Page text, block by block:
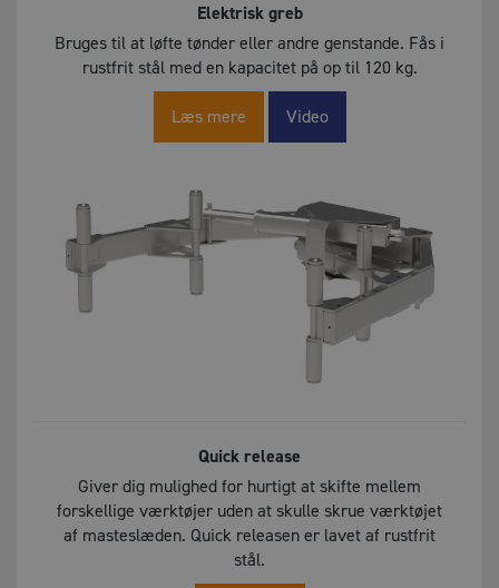
Elektrisk greb
Bruges til at løfte tønder eller andre genstande. Fås i
rustfrit stål med en kapacitet på op til 120 kg.
Læs mere Video
Quick release
Giver dig mulighed for hurtigt at skifte mellem
forskellige værktøjer uden at skulle skrue værktøjet
af masteslæden. Quick releasen er lavet af rustfrit
stål.